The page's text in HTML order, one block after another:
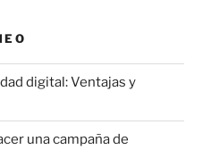
digital: Ventajas y
una campaña de